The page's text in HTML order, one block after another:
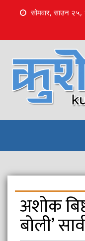
सोमवार, साउन
o
e
अशोक
बोली’